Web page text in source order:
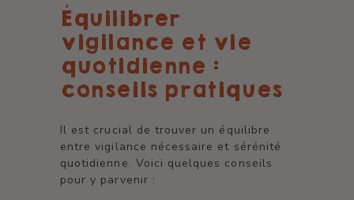
Équilibrer
vigilance et vie
quotidienne :
conseils pratiques
Il est crucial de trouver un équilibre
entre vigilance nécessaire et sérénité
quotidienne. Voici quelques conseils
pour y parvenir :